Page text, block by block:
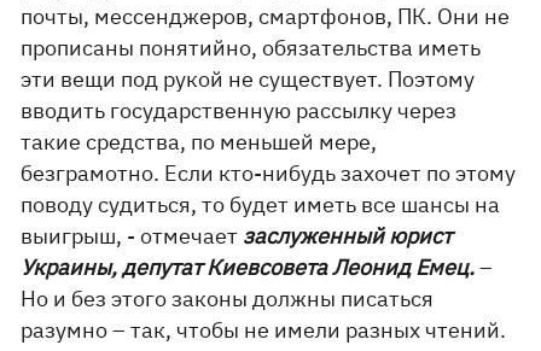
почты, мессенджеров, смартфонов, ПК. Они не
прописаны понятийно, обязательства иметь
эти вещи под рукой не существует. Поэтому
вводить государственную рассылку через
такие средства, по меньшей мере,
безграмотно. Если кто-нибудь захочет по этому
поводу судиться, то будет иметь все шансы на
выигрыш, - отмечает заслуженный юрист
Украины, депутат Киевсовета Леонид Емец.–
Но и без этого законы должны писаться
разумно – так, чтобы не имели разных чтений.